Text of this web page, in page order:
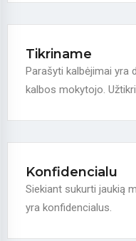
Tikriname
Parašyti kalbėjimai yra
kalbos mokytojo.
Konfidencialu
Siekiant sukurti jaukią
yra konfidencialus.